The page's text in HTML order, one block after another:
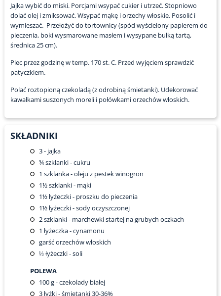
Jajka wybić do miski. Porcjami wsypać cukier i utrzeć. Stopniowo
dolać olej i zmiksować. Wsypać mąkę i orzechy włoskie. Posolić i
wymieszać. Przełożyć do tortownicy (spód wyścielony papierem do
pieczenia, boki wysmarowane masłem i wysypane bułką tartą,
średnica 25 cm).
Piec przez godzinę w temp. 170 st. C. Przed wyjęciem sprawdzić
patyczkiem.
Polać roztopioną czekoladą (z odrobiną śmietanki). Udekorować
kawałkami suszonych moreli i połówkami orzechów włoskich.
SKŁADNIKI
3- jajka
¾szklanki - cukru
1 szklanka - oleju z pestek winogron
1½szklanki - mąki
1½łyżeczki - proszku do pieczenia
1½łyżeczki - sody oczyszczonej
2szklanki - marchewki startej na grubych oczkach
1 łyżeczka - cynamonu
garść orzechów włoskich
⅓łyżeczki - soli
POLEWA
100g - czekolady białej
3łyżki - śmietanki 30-36%